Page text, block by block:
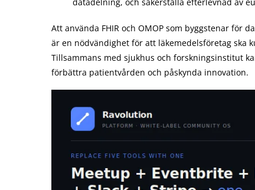
Att använda FHIR och OMOP som byggstenar för
är en nödvändighet för att läkemedelsföretag
Tillsammans med sjukhus och forskningsinstitut
förbättra patientvården och påskynda innovation.